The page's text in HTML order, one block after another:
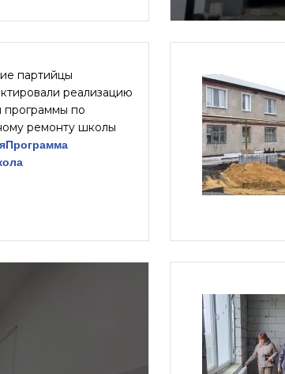
партийцы
реализацию
программы по
ремонту школы